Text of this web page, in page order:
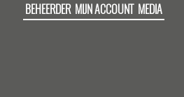
BEHEERDER MIJN ACCOUNT MEDIA